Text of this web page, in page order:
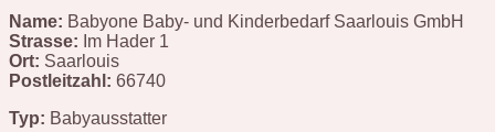
Name: Babyone Baby- und Kinderbedarf Saarlouis GmbH
Strasse: Im Hader 1
Ort: Saarlouis
Postleitzahl: 66740
Typ: Babyausstatter